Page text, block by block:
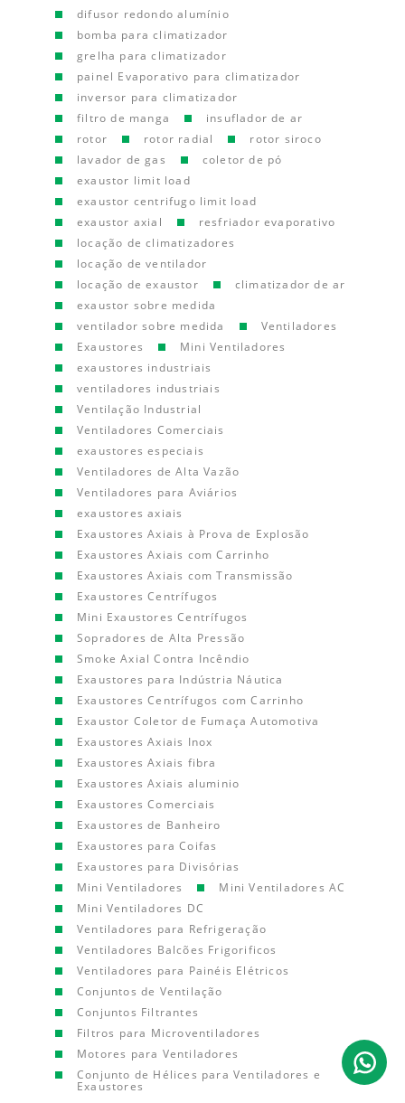
difusor redondo alumínio
bomba para climatizador
grelha para climatizador
painel Evaporativo para climatizador
inversor para climatizador
filtro de manga
insuflador de ar
rotor
rotor radial
rotor siroco
lavador de gas
coletor de pó
exaustor limit load
exaustor centrifugo limit load
exaustor axial
resfriador evaporativo
locação de climatizadores
locação de ventilador
locação de exaustor
climatizador de ar
exaustor sobre medida
ventilador sobre medida
Ventiladores
Exaustores
Mini Ventiladores
exaustores industriais
ventiladores industriais
Ventilação Industrial
Ventiladores Comerciais
exaustores especiais
Ventiladores de Alta Vazão
Ventiladores para Aviários
exaustores axiais
Exaustores Axiais à Prova de Explosão
Exaustores Axiais com Carrinho
Exaustores Axiais com Transmissão
Exaustores Centrífugos
Mini Exaustores Centrífugos
Sopradores de Alta Pressão
Smoke Axial Contra Incêndio
Exaustores para Indústria Náutica
Exaustores Centrífugos com Carrinho
Exaustor Coletor de Fumaça Automotiva
Exaustores Axiais Inox
Exaustores Axiais fibra
Exaustores Axiais aluminio
Exaustores Comerciais
Exaustores de Banheiro
Exaustores para Coifas
Exaustores para Divisórias
Mini Ventiladores
Mini Ventiladores AC
Mini Ventiladores DC
Ventiladores para Refrigeração
Ventiladores Balcões Frigorificos
Ventiladores para Painéis Elétricos
Conjuntos de Ventilação
Conjuntos Filtrantes
Filtros para Microventiladores
Motores para Ventiladores
Conjunto de Hélices para Ventiladores e
Exaustores